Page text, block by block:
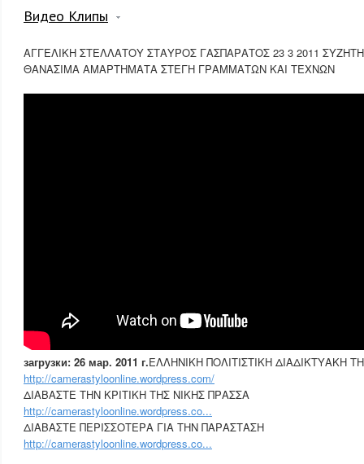
Видео Клипы
ΑΓΓΕΛΙΚΗ ΣΤΕΛΛΑΤΟΥ ΣΤΑΥΡΟΣ ΓΑΣΠΑΡΑΤΟΣ 23 3 2011
ΘΑΝΑΣΙΜΑ ΑΜΑΡΤΗΜΑΤΑ ΣΤΕΓΗ ΓΡΑΜΜΑΤΩΝ ΚΑΙ ΤΕΧΝΩΝ
загрузки: 26 мар. 2011 г.ΕΛΛΗΝΙΚΗ ΠΟΛΙΤΙΣΤΙΚΗ ΔΙΑΔΙΚΤΥΑΚΗ
http://camerastyloonline.wordpress.com/
ΔΙΑΒΑΣΤΕ ΤΗΝ ΚΡΙΤΙΚΗ ΤΗΣ ΝΙΚΗΣ ΠΡΑΣΣΑ
http://camerastyloonline.wordpress.co...
ΔΙΑΒΑΣΤΕ ΠΕΡΙΣΣΟΤΕΡΑ ΓΙΑ ΤΗΝ ΠΑΡΑΣΤΑΣΗ
http://camerastyloonline.wordpress.co...